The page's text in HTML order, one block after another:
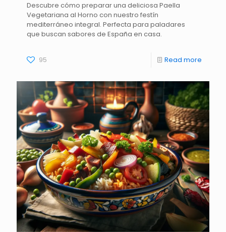
Descubre cómo preparar una deliciosa Paella
Vegetariana al Horno con nuestro festín
mediterráneo integral. Perfecta para paladares
que buscan sabores de España en casa.
95 Read more